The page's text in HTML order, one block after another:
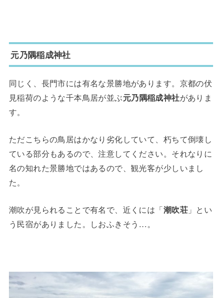
元乃隅稲成神社
同じく、長門市には有名な景勝地があります。京都の伏
見稲荷のような千本鳥居が並ぶ元乃隅稲成神社がありま
す。
ただこちらの鳥居はかなり劣化していて、朽ちて倒壊し
ている部分もあるので、注意してください。それなりに
名の知れた景勝地ではあるので、観光客が少しいまし
た。
潮吹が見られることで有名で、近くには「潮吹荘」とい
う民宿がありました。しおふきそう…。